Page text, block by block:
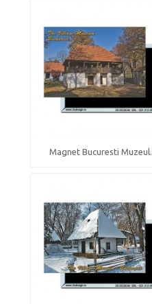
Magnet Bucuresti Muzeul...